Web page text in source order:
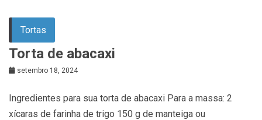
Tortas
Torta de abacaxi
setembro 18, 2024
Ingredientes para sua torta de abacaxi Para a massa: 2
xícaras de farinha de trigo 150 g de manteiga ou